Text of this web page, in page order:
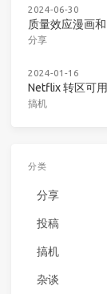
2024-06-30
质量效应漫画
分享
2024-01-16
Netflix 转区可
搞机
分类
分享
投稿
搞机
杂谈